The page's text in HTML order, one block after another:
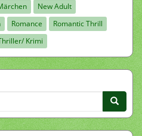
New Adult
Romance
Romantic Thrill
Krimi